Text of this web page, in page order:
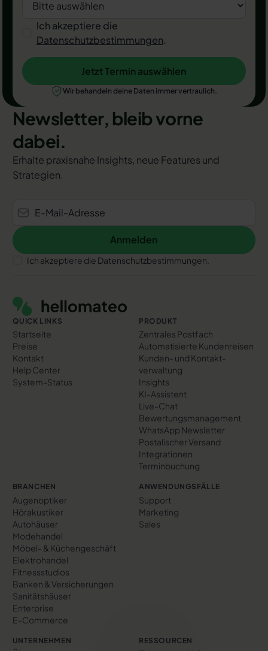
Ich akzeptiere die
Datenschutzbestimmungen.
Jetzt Termin auswählen
Jetzt Termin auswählen
Wir behandeln deine Daten immer vertraulich.
Newsletter, bleib vorne
dabei.
Erhalte praxisnahe Insights, neue Features und
Strategien.
Anmelden
Anmelden
Ich akzeptiere die Datenschutzbestimmungen.
QUICK LINKS
Startseite
Preise
Kontakt
Help Center
System-Status
PRODUKT
Zentrales Postfach
Automatisierte Kundenreisen
Kunden- und Kontakt­
verwaltung
Insights
KI-Assistent
Live-Chat
Bewertungs­management
WhatsApp Newsletter
Postalischer Versand
Integrationen
Terminbuchung
BRANCHEN
Augenoptiker
Hörakustiker
Autohäuser
Modehandel
Möbel- & Küchengeschäft
Elektrohandel
Fitnessstudios
Banken & Versicherungen
Sanitätshäuser
Enterprise
E-Commerce
ANWENDUNGSFÄLLE
Support
Marketing
Sales
UNTERNEHMEN RESSOURCEN